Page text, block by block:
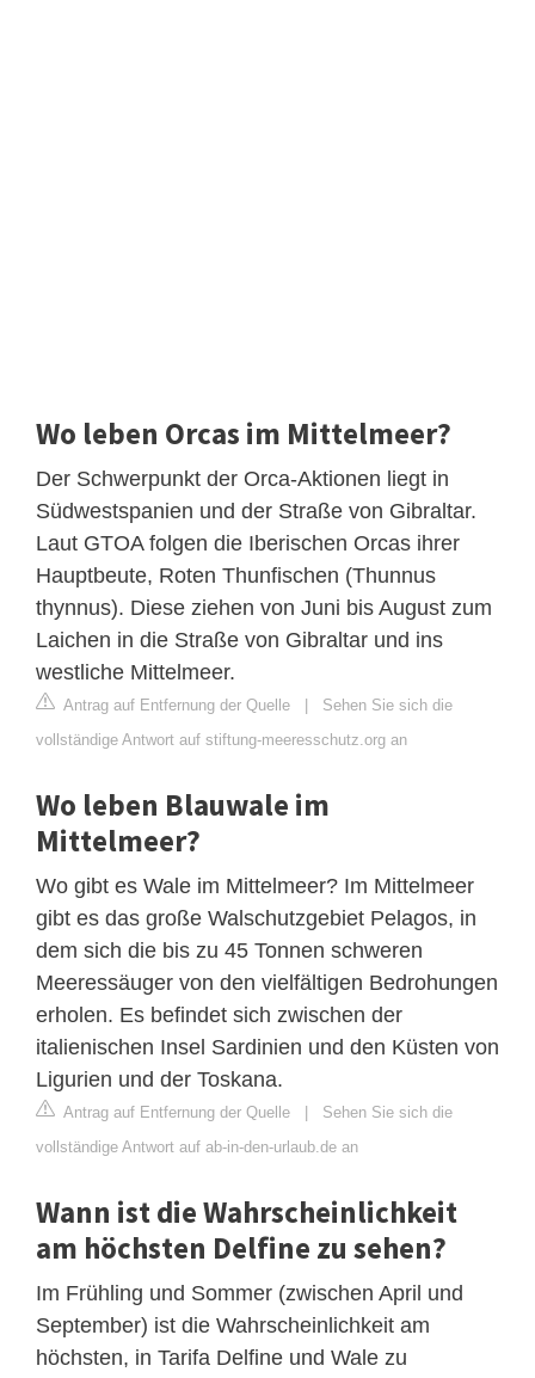
Wo leben Orcas im Mittelmeer?
Der Schwerpunkt der Orca-Aktionen liegt in
Südwestspanien und der Straße von Gibraltar.
Laut GTOA folgen die Iberischen Orcas ihrer
Hauptbeute, Roten Thunfischen (Thunnus
thynnus). Diese ziehen von Juni bis August zum
Laichen in die Straße von Gibraltar und ins
westliche Mittelmeer.
Antrag auf Entfernung der Quelle | Sehen Sie sich die
vollständige Antwort auf stiftung-meeresschutz.org an
Wo leben Blauwale im
Mittelmeer?
Wo gibt es Wale im Mittelmeer? Im Mittelmeer
gibt es das große Walschutzgebiet Pelagos, in
dem sich die bis zu 45 Tonnen schweren
Meeressäuger von den vielfältigen Bedrohungen
erholen. Es befindet sich zwischen der
italienischen Insel Sardinien und den Küsten von
Ligurien und der Toskana.
Antrag auf Entfernung der Quelle | Sehen Sie sich die
vollständige Antwort auf ab-in-den-urlaub.de an
Wann ist die Wahrscheinlichkeit
am höchsten Delfine zu sehen?
Im Frühling und Sommer (zwischen April und
September) ist die Wahrscheinlichkeit am
höchsten, in Tarifa Delfine und Wale zu